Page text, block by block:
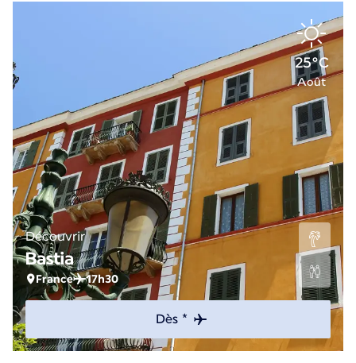
25°C
Août
Découvrir
Bastia
France 17h30
Dès *